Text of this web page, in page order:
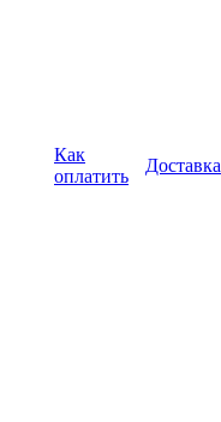
Как
оплатить
Доставка